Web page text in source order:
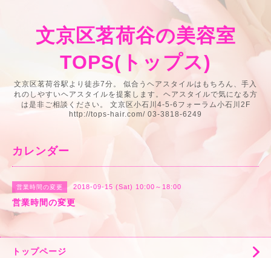
文京区茗荷谷の美容室
TOPS(トップス)
文京区茗荷谷駅より徒歩7分。 似合うヘアスタイルはもちろん、手入
れのしやすいヘアスタイルを提案します。ヘアスタイルで気になる方
は是非ご相談ください。 文京区小石川4-5-6フォーラム小石川2F
http://tops-hair.com/ 03-3818-6249
カレンダー
営業時間の変更 2018-09-15 (Sat) 10:00～18:00
営業時間の変更
トップページ